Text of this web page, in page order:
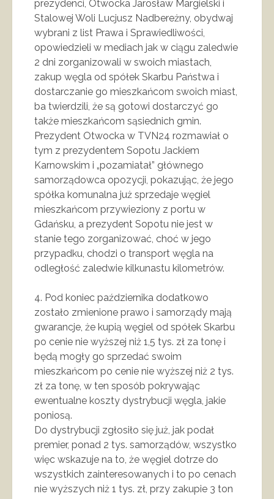
prezydenci, Otwocka Jarosław Margielski i
Stalowej Woli Lucjusz Nadbereżny, obydwaj
wybrani z list Prawa i Sprawiedliwości,
opowiedzieli w mediach jak w ciągu zaledwie
2 dni zorganizowali w swoich miastach,
zakup węgla od spółek Skarbu Państwa i
dostarczanie go mieszkańcom swoich miast,
ba twierdzili, że są gotowi dostarczyć go
także mieszkańcom sąsiednich gmin.
Prezydent Otwocka w TVN24 rozmawiał o
tym z prezydentem Sopotu Jackiem
Karnowskim i „pozamiatał” głównego
samorządowca opozycji, pokazując, że jego
spółka komunalna już sprzedaje węgiel
mieszkańcom przywieziony z portu w
Gdańsku, a prezydent Sopotu nie jest w
stanie tego zorganizować, choć w jego
przypadku, chodzi o transport węgla na
odległość zaledwie kilkunastu kilometrów.
4. Pod koniec października dodatkowo
zostało zmienione prawo i samorządy mają
gwarancje, że kupią węgiel od spółek Skarbu
po cenie nie wyższej niż 1,5 tys. zł za tonę i
będą mogły go sprzedać swoim
mieszkańcom po cenie nie wyższej niż 2 tys.
zł za tonę, w ten sposób pokrywając
ewentualne koszty dystrybucji węgla, jakie
poniosą.
Do dystrybucji zgłosiło się już, jak podał
premier, ponad 2 tys. samorządów, wszystko
więc wskazuje na to, że węgiel dotrze do
wszystkich zainteresowanych i to po cenach
nie wyższych niż 1 tys. zł, przy zakupie 3 ton